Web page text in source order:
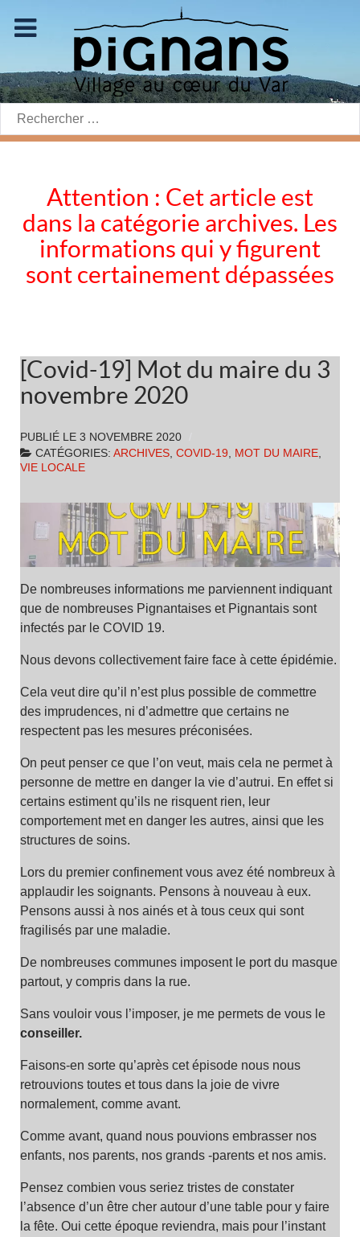
Rechercher:
Attention : Cet article est
dans la catégorie archives. Les
informations qui y figurent
sont certainement dépassées
[Covid-19] Mot du maire du 3
novembre 2020
PUBLIÉ LE 3 NOVEMBRE 2020
CATÉGORIES: ARCHIVES, COVID-19, MOT DU MAIRE,
VIE LOCALE
De nombreuses informations me parviennent indiquant
que de nombreuses Pignantaises et Pignantais sont
infectés par le COVID 19.
Nous devons collectivement faire face à cette épidémie.
Cela veut dire qu’il n’est plus possible de commettre
des imprudences, ni d’admettre que certains ne
respectent pas les mesures préconisées.
On peut penser ce que l’on veut, mais cela ne permet à
personne de mettre en danger la vie d’autrui. En effet si
certains estiment qu’ils ne risquent rien, leur
comportement met en danger les autres, ainsi que les
structures de soins.
Lors du premier confinement vous avez été nombreux à
applaudir les soignants. Pensons à nouveau à eux.
Pensons aussi à nos ainés et à tous ceux qui sont
fragilisés par une maladie.
De nombreuses communes imposent le port du masque
partout, y compris dans la rue.
Sans vouloir vous l’imposer, je me permets de vous le
conseiller.
Faisons-en sorte qu’après cet épisode nous nous
retrouvions toutes et tous dans la joie de vivre
normalement, comme avant.
Comme avant, quand nous pouvions embrasser nos
enfants, nos parents, nos grands -parents et nos amis.
Pensez combien vous seriez tristes de constater
l’absence d’un être cher autour d’une table pour y faire
la fête. Oui cette époque reviendra, mais pour l’instant